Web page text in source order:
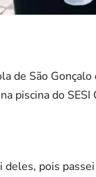
de São
piscina do SESI
pois